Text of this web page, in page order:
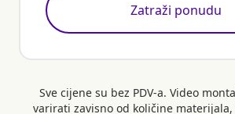
Zatraži ponudu
Sve cijene su bez PDV-a. Video
varirati zavisno od količine